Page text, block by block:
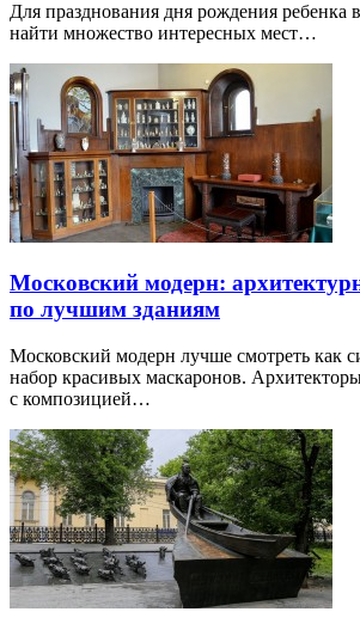
Для празднования дня рождения
найти множество интересных мест…
Московский модерн:
по лучшим зданиям
Московский модерн лучше смотреть как
набор красивых маскаронов.
с композицией…